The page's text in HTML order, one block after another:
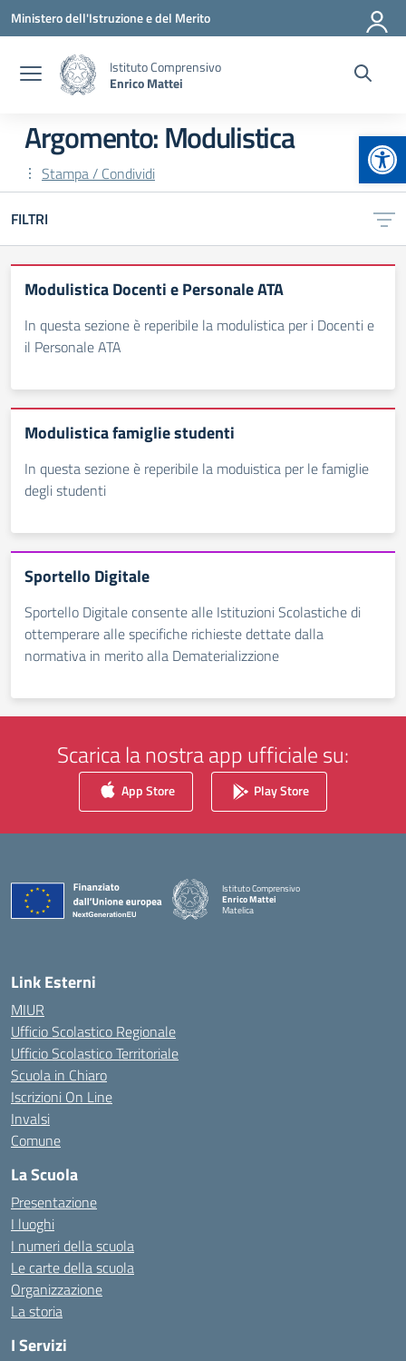
Vai ai contenuti
Vai al menu di navigazione
Vai al footer
Ministero dell'Istruzione e del Merito
Istituto Comprensivo
Enrico Mattei
Argomento: Modulistica
Stampa / Condividi
FILTRI
Modulistica Docenti e Personale ATA
In questa sezione è reperibile la modulistica per i Docenti e
il Personale ATA
Modulistica famiglie studenti
In questa sezione è reperibile la moduistica per le famiglie
degli studenti
Sportello Digitale
Sportello Digitale consente alle Istituzioni Scolastiche di
ottemperare alle specifiche richieste dettate dalla
normativa in merito alla Dematerializzione
Scarica la nostra app ufficiale su:
App Store Play Store
Istituto Comprensivo
Enrico Mattei
Matelica
Link Esterni
MIUR
Ufficio Scolastico Regionale
Ufficio Scolastico Territoriale
Scuola in Chiaro
Iscrizioni On Line
Invalsi
Comune
La Scuola
Presentazione
I luoghi
I numeri della scuola
Le carte della scuola
Organizzazione
La storia
I Servizi